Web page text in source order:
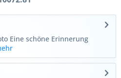
Eine schöne Erinnerung